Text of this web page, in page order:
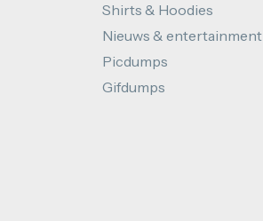
Shirts & Hoodies
Nieuws & entertainment
Picdumps
Gifdumps